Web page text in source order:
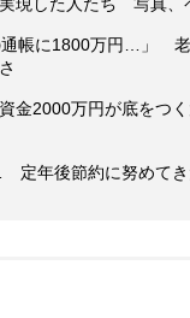
現した人たち 写真、
通帳に1800万円…」
資金2000万円が底を
定年後節約に努めてき